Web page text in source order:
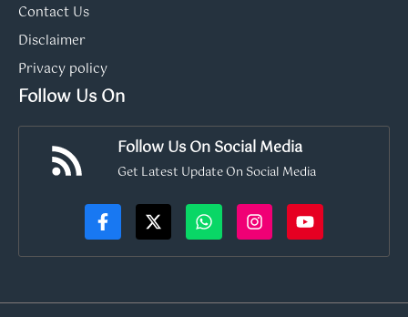
Contact Us
Disclaimer
Privacy policy
Follow Us On
Follow Us On Social Media
Get Latest Update On Social Media